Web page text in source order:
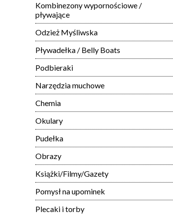
Kombinezony wypornościowe /
pływające
Odzież Myśliwska
Pływadełka / Belly Boats
Podbieraki
Narzędzia muchowe
Chemia
Okulary
Pudełka
Obrazy
Książki/Filmy/Gazety
Pomysł na upominek
Plecaki i torby